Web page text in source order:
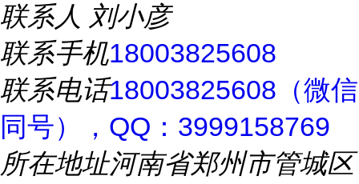
联系人 刘小彦
联系手机18003825608
联系电话18003825608（微信
同号），QQ：3999158769
所在地址河南省郑州市管城区